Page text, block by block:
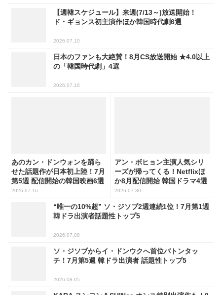
【週韓スケジュール】来週(7/13～)放送開始！
ド・ギョンス初主演作ほか韓国時代劇6選
2026.07.10
日本のファンも大絶賛！8月CS放送開始 ★4.0以上
の「韓国時代劇」4選
2026.07.16
あのカン・ドンウォンを踊ら
せた話題作が日本初上陸！7月
第5週 配信開始の韓国映画6選
2026.07.16
アン・ボヒョン主演人気シリ
ーズが帰ってくる！Netflixほ
か8月配信開始 韓国ドラマ4選
2026.07.30
“唯一の10%超” ソ・ジソブ2週連続1位！7月第1週
韓ドラ出演者話題性トップ5
2026.07.08
ソ・ジソブからイ・ドンウクへ首位バトンタッ
チ！7月第5週 韓ドラ出演者 話題性トップ5
2026.08.05